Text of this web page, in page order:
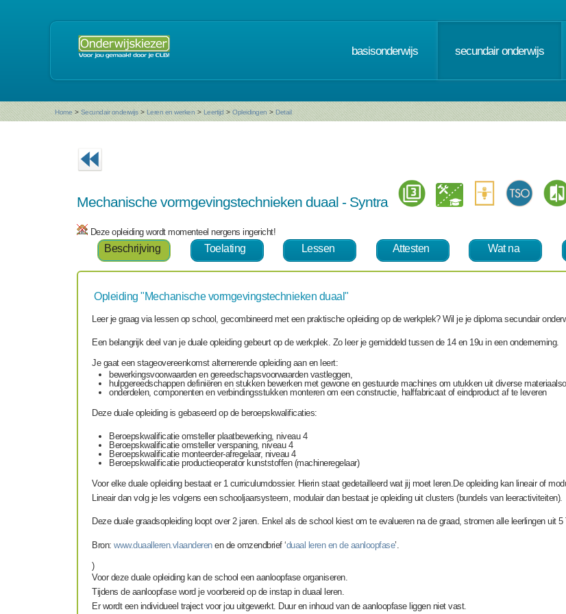
basisonderwijs secundair onderwijs
Home > Secundair onderwijs > Leren en werken > Leertijd > Opleidingen > Detail
Mechanische vormgevingstechnieken duaal - Syntra
Deze opleiding wordt momenteel nergens ingericht!
Beschrijving Toelating Lessen Attesten Wat na
Opleiding "Mechanische vormgevingstechnieken duaal"
Leer je graag via lessen op school, gecombineerd met een praktische opleiding op de werkplek? Wil je je diploma secundair
Een belangrijk deel van je duale opleiding gebeurt op de werkplek. Zo leer je gemiddeld tussen de 14 en 19u in een onderneming.
Je gaat een stageovereenkomst alternerende opleiding aan en leert:
bewerkingsvoorwaarden en gereedschapsvoorwaarden vastleggen,
hulpgereedschappen definiëren en stukken bewerken met gewone en gestuurde machines om utukken uit diverse
onderdelen, componenten en verbindingsstukken monteren om een constructie, halffabricaat of eindproduct af te leveren
Deze duale opleiding is gebaseerd op de beroepskwalificaties:
Beroepskwalificatie omsteller plaatbewerking, niveau 4
Beroepskwalificatie omsteller verspaning, niveau 4
Beroepskwalificatie monteerder-afregelaar, niveau 4
Beroepskwalificatie productieoperator kunststoffen (machineregelaar)
Voor elke duale opleiding bestaat er 1 curriculumdossier. Hierin staat gedetailleerd wat jij moet leren.De opleiding kan lineair of
Lineair dan volg je les volgens een schooljaarsysteem, modulair dan bestaat je opleiding uit clusters (bundels van leeractiviteiten).
Deze duale graadsopleiding loopt over 2 jaren. Enkel als de school kiest om te evalueren na de graad, stromen alle leerlingen uit
Bron: www.duaalleren.vlaanderenen de omzendbrief ‘duaal leren en de aanloopfase’.
)
Voor deze duale opleiding kan de school een aanloopfase organiseren.
Tijdens de aanloopfase word je voorbereid op de instap in duaal leren.
Er wordt een individueel traject voor jou uitgewerkt. Duur en inhoud van de aanloopfase liggen niet vast.